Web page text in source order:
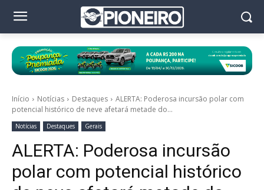
Início Notícias Destaques
ALERTA: Poderosa incursão polar com
potencial histórico de neve afetará metade do...
Notícias Destaques Gerais
ALERTA: Poderosa incursão
polar com potencial histórico